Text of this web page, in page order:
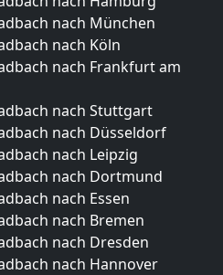
nach München
nach Köln
nach Frankfurt am
nach Stuttgart
nach Düsseldorf
nach Leipzig
nach Dortmund
nach Essen
nach Bremen
nach Dresden
nach Hannover